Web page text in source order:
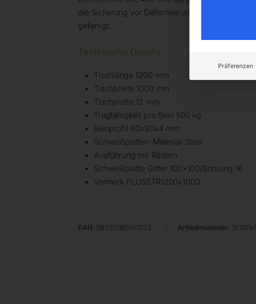
die Sicherung vor Deformierung. Die
gefertigt.
Technische Details
Tischlänge 1200 mm
Tischbreite 1000 mm
Tischplatte 12 mm
Tragfähigkeit pro Bein 500 kg
Beinprofil 80x80x4 mm
Schweißplatten-Material Stahl
Ausführung mit Rädern
Schweißplatte Gitter 100×100/Bohrung 16
Vermerk PLUSSTR1200x1000
EAN: 5905398590032 Artikelnummer:
Präferenzen